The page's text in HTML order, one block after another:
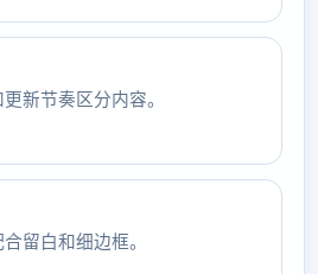
新节奏区分内容。
留白和细边框。